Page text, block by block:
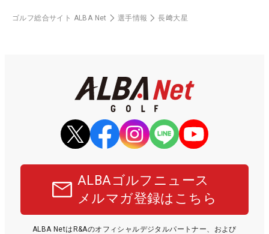
ゴルフ総合サイト ALBA Net 選手情報 長﨑大星
ALBAゴルフニュース
メルマガ登録はこちら
ALBA NetはR&Aのオフィシャルデジタルパートナー、および